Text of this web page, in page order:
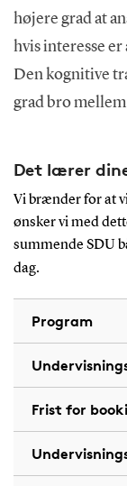
højere grad at
hvis interesse
Den kognitive
grad bro
Det lærer
Vi brænder for at
ønsker vi med
summende SDU
dag.
Program
Frist for